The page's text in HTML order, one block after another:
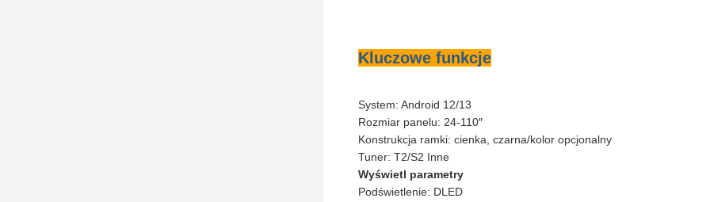
Kluczowe funkcje
System: Android 12/13
Rozmiar panelu: 24-110″
Konstrukcja ramki: cienka, czarna/kolor opcjonalny
Tuner: T2/S2 Inne
Wyświetl parametry
Podświetlenie: DLED